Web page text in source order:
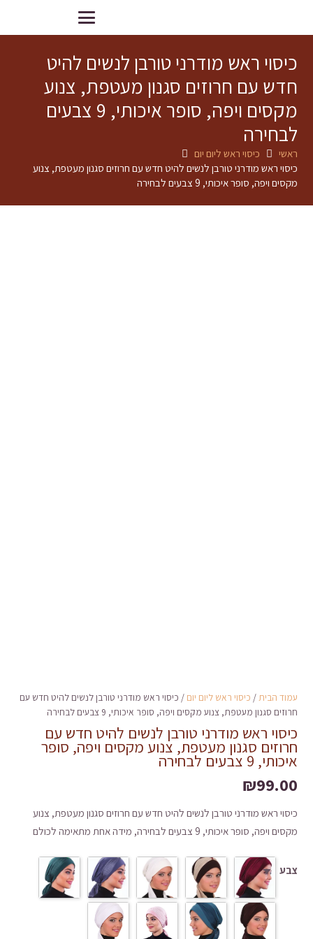
כיסוי ראש מודרני טורבן לנשים להיט
חדש עם חרוזים סגנון מעטפת, צנוע
מקסים ויפה, סופר איכותי, 9 צבעים
לבחירה
ראשי
כיסוי ראש ליום יום
כיסוי ראש מודרני טורבן לנשים להיט חדש עם חרוזים סגנון מעטפת, צנוע
מקסים ויפה, סופר איכותי, 9 צבעים לבחירה
עמוד הבית/ כיסוי ראש ליום יום / כיסוי ראש מודרני טורבן לנשים להיט חדש עם
חרוזים סגנון מעטפת, צנוע מקסים ויפה, סופר איכותי, 9 צבעים לבחירה
כיסוי ראש מודרני טורבן לנשים להיט חדש עם
חרוזים סגנון מעטפת, צנוע מקסים ויפה, סופר
איכותי, 9 צבעים לבחירה
₪99.00
כיסוי ראש מודרני טורבן לנשים להיט חדש עם חרוזים סגנון מעטפת, צנוע
מקסים ויפה, סופר איכותי, 9 צבעים לבחירה, מידה אחת מתאימה לכולם
צבע